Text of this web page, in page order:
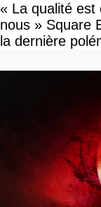
« La qualité
nous » Square
la dernière